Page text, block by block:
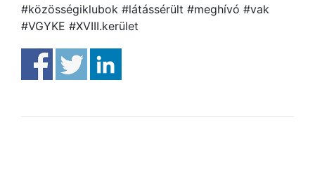
#közösségiklubok #látássérült #meghívó #vak
#VGYKE #XVIII.kerület